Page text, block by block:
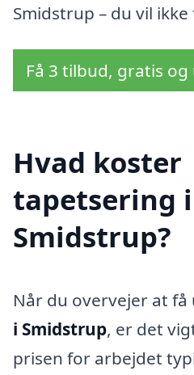
Smidstrup – du vil
Få 3 tilbud, gratis
Hvad koster
tapetsering i
Smidstrup?
Når du overvejer at
i Smidstrup, er det
prisen for arbejdet